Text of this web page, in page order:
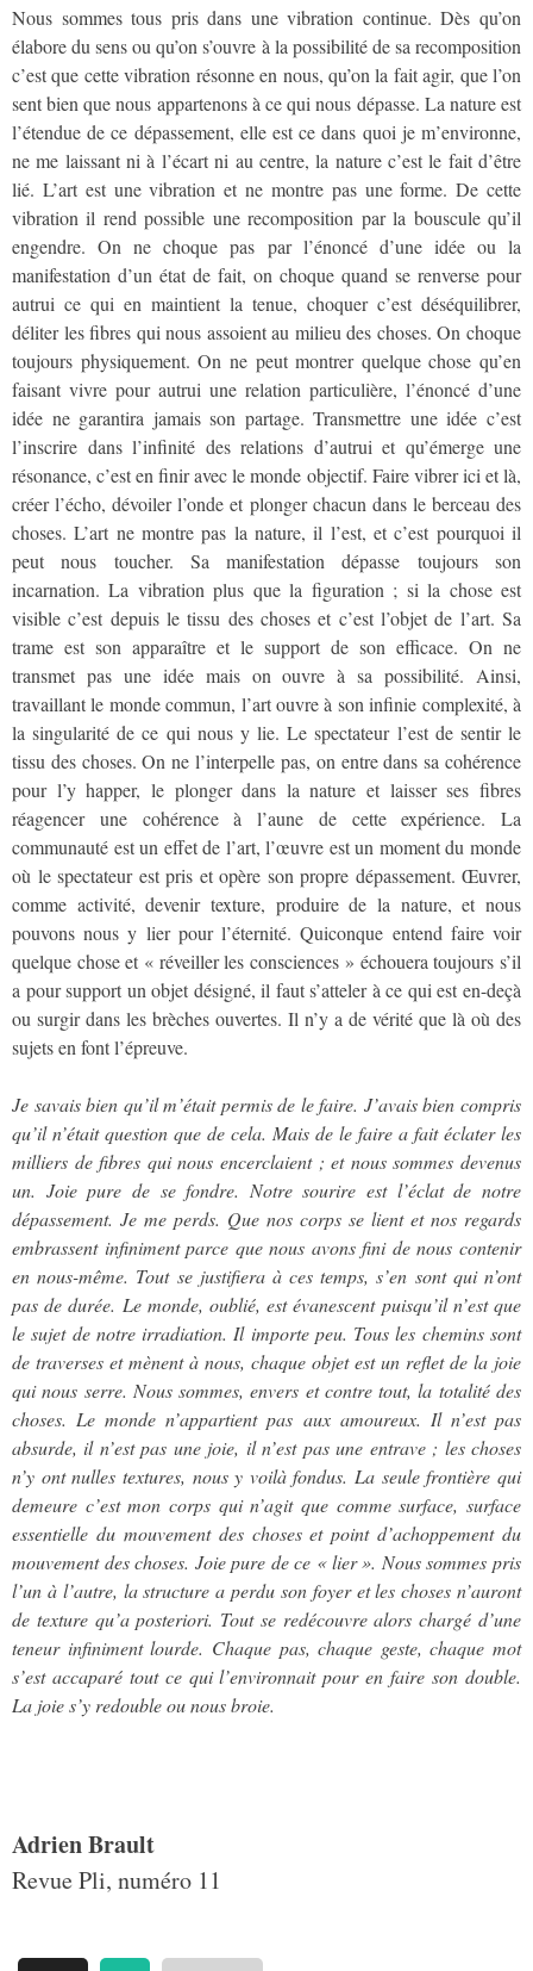
Nous sommes tous pris dans une vibration continue. Dès qu’on
élabore du sens ou qu’on s’ouvre à la possibilité de sa recomposition
c’est que cette vibration résonne en nous, qu’on la fait agir, que l’on
sent bien que nous appartenons à ce qui nous dépasse. La nature est
l’étendue de ce dépassement, elle est ce dans quoi je m’environne,
ne me laissant ni à l’écart ni au centre, la nature c’est le fait d’être
lié. L’art est une vibration et ne montre pas une forme. De cette
vibration il rend possible une recomposition par la bouscule qu’il
engendre. On ne choque pas par l’énoncé d’une idée ou la
manifestation d’un état de fait, on choque quand se renverse pour
autrui ce qui en maintient la tenue, choquer c’est déséquilibrer,
déliter les fibres qui nous assoient au milieu des choses. On choque
toujours physiquement. On ne peut montrer quelque chose qu’en
faisant vivre pour autrui une relation particulière, l’énoncé d’une
idée ne garantira jamais son partage. Transmettre une idée c’est
l’inscrire dans l’infinité des relations d’autrui et qu’émerge une
résonance, c’est en finir avec le monde objectif. Faire vibrer ici et là,
créer l’écho, dévoiler l’onde et plonger chacun dans le berceau des
choses. L’art ne montre pas la nature, il l’est, et c’est pourquoi il
peut nous toucher. Sa manifestation dépasse toujours son
incarnation. La vibration plus que la figuration ; si la chose est
visible c’est depuis le tissu des choses et c’est l’objet de l’art. Sa
trame est son apparaître et le support de son efficace. On ne
transmet pas une idée mais on ouvre à sa possibilité. Ainsi,
travaillant le monde commun, l’art ouvre à son infinie complexité, à
la singularité de ce qui nous y lie. Le spectateur l’est de sentir le
tissu des choses. On ne l’interpelle pas, on entre dans sa cohérence
pour l’y happer, le plonger dans la nature et laisser ses fibres
réagencer une cohérence à l’aune de cette expérience. La
communauté est un effet de l’art, l’œuvre est un moment du monde
où le spectateur est pris et opère son propre dépassement. Œuvrer,
comme activité, devenir texture, produire de la nature, et nous
pouvons nous y lier pour l’éternité. Quiconque entend faire voir
quelque chose et « réveiller les consciences » échouera toujours s’il
a pour support un objet désigné, il faut s’atteler à ce qui est en-deçà
ou surgir dans les brèches ouvertes. Il n’y a de vérité que là où des
sujets en font l’épreuve.
Je savais bien qu’il m’était permis de le faire. J’avais bien compris
qu’il n’était question que de cela. Mais de le faire a fait éclater les
milliers de fibres qui nous encerclaient ; et nous sommes devenus
un. Joie pure de se fondre. Notre sourire est l’éclat de notre
dépassement. Je me perds. Que nos corps se lient et nos regards
embrassent infiniment parce que nous avons fini de nous contenir
en nous-même. Tout se justifiera à ces temps, s’en sont qui n’ont
pas de durée. Le monde, oublié, est évanescent puisqu’il n’est que
le sujet de notre irradiation. Il importe peu. Tous les chemins sont
de traverses et mènent à nous, chaque objet est un reflet de la joie
qui nous serre. Nous sommes, envers et contre tout, la totalité des
choses. Le monde n’appartient pas aux amoureux. Il n’est pas
absurde, il n’est pas une joie, il n’est pas une entrave ; les choses
n’y ont nulles textures, nous y voilà fondus. La seule frontière qui
demeure c’est mon corps qui n’agit que comme surface, surface
essentielle du mouvement des choses et point d’achoppement du
mouvement des choses. Joie pure de ce « lier ». Nous sommes pris
l’un à l’autre, la structure a perdu son foyer et les choses n’auront
de texture qu’a posteriori. Tout se redécouvre alors chargé d’une
teneur infiniment lourde. Chaque pas, chaque geste, chaque mot
s’est accaparé tout ce qui l’environnait pour en faire son double.
La joie s’y redouble ou nous broie.
Adrien Brault
Revue Pli, numéro 11